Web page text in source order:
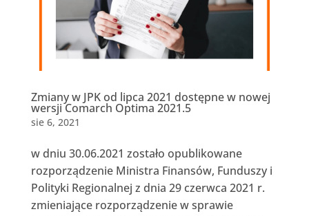
Zmiany w JPK od lipca 2021 dostępne w nowej
wersji Comarch Optima 2021.5
sie 6, 2021
w dniu 30.06.2021 zostało opublikowane
rozporządzenie Ministra Finansów, Funduszy i
Polityki Regionalnej z dnia 29 czerwca 2021 r.
zmieniające rozporządzenie w sprawie